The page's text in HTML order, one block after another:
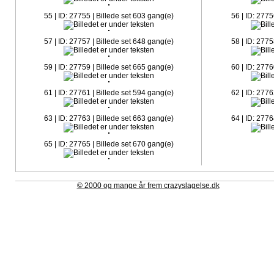
55 | ID: 27755 | Billede set 603 gang(e) 56 | ID:
57 | ID: 27757 | Billede set 648 gang(e) 58 | ID:
59 | ID: 27759 | Billede set 665 gang(e) 60 | ID:
61 | ID: 27761 | Billede set 594 gang(e) 62 | ID:
63 | ID: 27763 | Billede set 663 gang(e) 64 | ID:
65 | ID: 27765 | Billede set 670 gang(e)
© 2000 og mange år frem crazyslagelse.dk